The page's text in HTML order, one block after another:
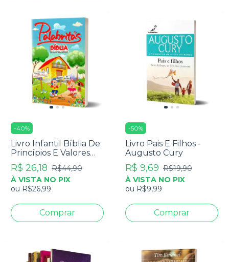
-40%
Livro Infantil Bíblia De
Princípios E Valores
Palabritas
R$ 26,18 R$44,90
À VISTA NO PIX
ou R$26,99
-50%
Livro Pais E Filhos -
Augusto Cury
R$ 9,69 R$19,90
À VISTA NO PIX
ou R$9,99